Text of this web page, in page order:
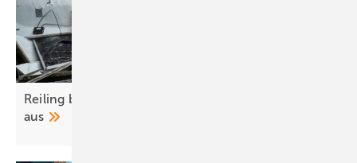
Reiling baut Recycling von Altmodulen weiter
aus